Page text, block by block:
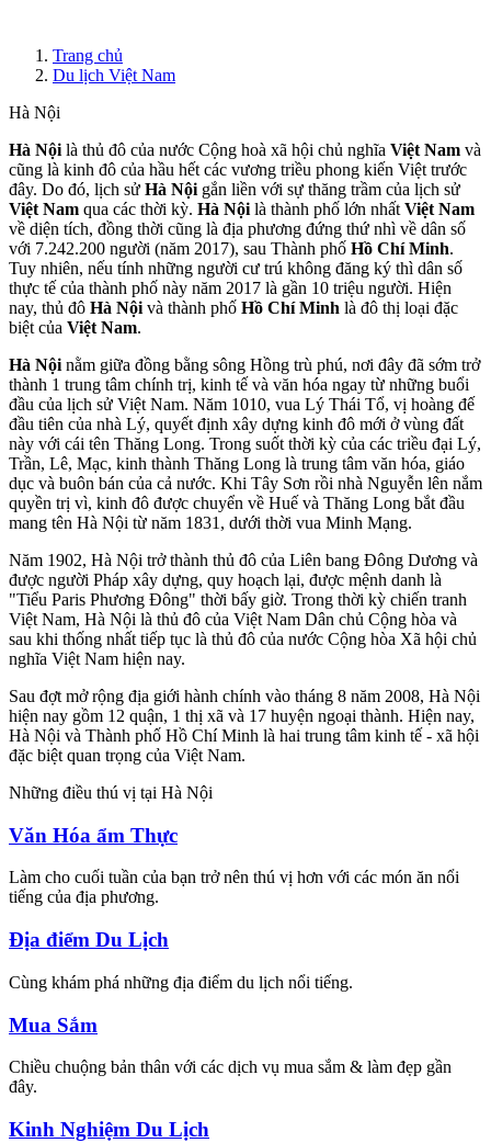
Trang chủ
Du lịch Việt Nam
Hà Nội
Hà Nội là thủ đô của nước Cộng hoà xã hội chủ nghĩa Việt Nam và
cũng là kinh đô của hầu hết các vương triều phong kiến Việt trước
đây. Do đó, lịch sử Hà Nội gắn liền với sự thăng trầm của lịch sử
Việt Nam qua các thời kỳ. Hà Nội là thành phố lớn nhất Việt Nam
về diện tích, đồng thời cũng là địa phương đứng thứ nhì về dân số
với 7.242.200 người (năm 2017), sau Thành phố Hồ Chí Minh.
Tuy nhiên, nếu tính những người cư trú không đăng ký thì dân số
thực tế của thành phố này năm 2017 là gần 10 triệu người. Hiện
nay, thủ đô Hà Nội và thành phố Hồ Chí Minh là đô thị loại đặc
biệt của Việt Nam.
Hà Nội nằm giữa đồng bằng sông Hồng trù phú, nơi đây đã sớm trở
thành 1 trung tâm chính trị, kinh tế và văn hóa ngay từ những buổi
đầu của lịch sử Việt Nam. Năm 1010, vua Lý Thái Tổ, vị hoàng đế
đầu tiên của nhà Lý, quyết định xây dựng kinh đô mới ở vùng đất
này với cái tên Thăng Long. Trong suốt thời kỳ của các triều đại Lý,
Trần, Lê, Mạc, kinh thành Thăng Long là trung tâm văn hóa, giáo
dục và buôn bán của cả nước. Khi Tây Sơn rồi nhà Nguyễn lên nắm
quyền trị vì, kinh đô được chuyển về Huế và Thăng Long bắt đầu
mang tên Hà Nội từ năm 1831, dưới thời vua Minh Mạng.
Năm 1902, Hà Nội trở thành thủ đô của Liên bang Đông Dương và
được người Pháp xây dựng, quy hoạch lại, được mệnh danh là
"Tiểu Paris Phương Đông" thời bấy giờ. Trong thời kỳ chiến tranh
Việt Nam, Hà Nội là thủ đô của Việt Nam Dân chủ Cộng hòa và
sau khi thống nhất tiếp tục là thủ đô của nước Cộng hòa Xã hội chủ
nghĩa Việt Nam hiện nay.
Sau đợt mở rộng địa giới hành chính vào tháng 8 năm 2008, Hà Nội
hiện nay gồm 12 quận, 1 thị xã và 17 huyện ngoại thành. Hiện nay,
Hà Nội và Thành phố Hồ Chí Minh là hai trung tâm kinh tế - xã hội
đặc biệt quan trọng của Việt Nam.
Những điều thú vị tại Hà Nội
Văn Hóa ẩm Thực
Làm cho cuối tuần của bạn trở nên thú vị hơn với các món ăn nổi
tiếng của địa phương.
Địa điểm Du Lịch
Cùng khám phá những địa điểm du lịch nổi tiếng.
Mua Sắm
Chiều chuộng bản thân với các dịch vụ mua sắm & làm đẹp gần
đây.
Kinh Nghiệm Du Lịch